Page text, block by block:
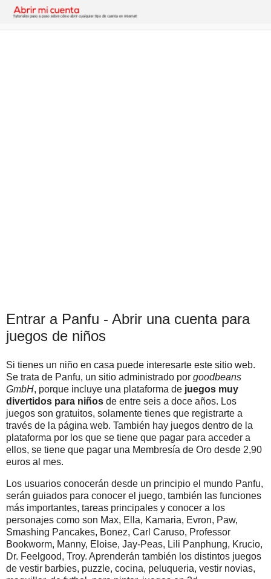
Entrar a Panfu - Abrir una cuenta para
juegos de niños
Si tienes un niño en casa puede interesarte este sitio web.
Se trata de Panfu, un sitio administrado por goodbeans
GmbH, porque incluye una plataforma de juegos muy
divertidos para niños de entre seis a doce años. Los
juegos son gratuitos, solamente tienes que registrarte a
través de la página web. También hay juegos dentro de la
plataforma por los que se tiene que pagar para acceder a
ellos, se tiene que pagar una Membresía de Oro desde 2,90
euros al mes.
Los usuarios conocerán desde un principio el mundo Panfu,
serán guiados para conocer el juego, también las funciones
más importantes, tareas principales y conocer a los
personajes como son Max, Ella, Kamaria, Evron, Paw,
Smashing Pancakes, Bonez, Carl Caruso, Professor
Bookworm, Manny, Eloise, Jay-Peas, Lili Panphung, Krucio,
Dr. Feelgood, Troy. Aprenderán también los distintos juegos
de vestir barbies, puzzle, cocina, peluqueria, vestir novias,